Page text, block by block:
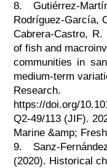
8. Gutiérrez-
Rodríguez-García,
Cabrera-Castro,
of fish and
communities in
medium-term
Research.
https://doi.org/
Q2-49/113 (JIF).
Marine &amp;
9. Sanz-
(2020). Historical